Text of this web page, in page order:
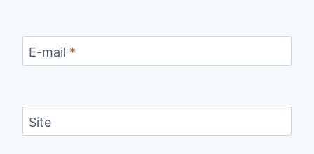
E-mail *
Site